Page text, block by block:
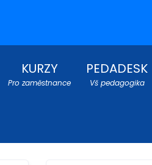
KURZY
Pro zaměstnance
PEDADESK
Vš pedagogika